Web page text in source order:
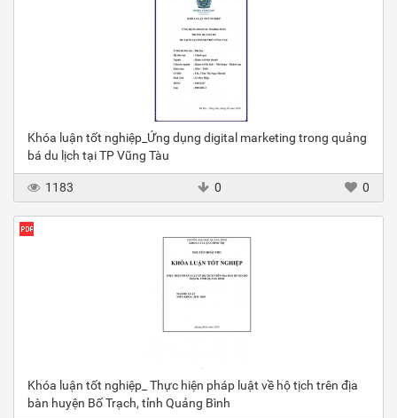
Khóa luận tốt nghiệp_Ứng dụng digital marketing trong quảng
bá du lịch tại TP Vũng Tàu
1183 0 0
Khóa luận tốt nghiệp_ Thực hiện pháp luật về hộ tịch trên địa
bàn huyện Bố Trạch, tỉnh Quảng Bình